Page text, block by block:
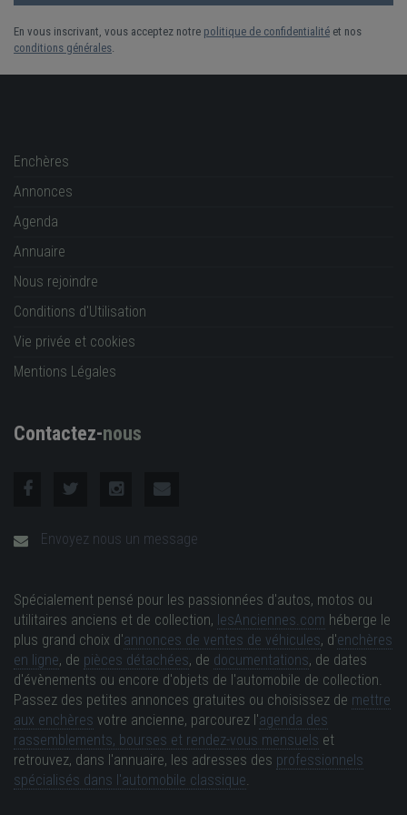
En vous inscrivant, vous acceptez notre politique de confidentialité et nos
conditions générales
Enchères
Annonces
Agenda
Annuaire
Nous rejoindre
Conditions d'Utilisation
Vie privée et cookies
Mentions Légales
Contactez-nous
Envoyez nous un message
Spécialement pensé pour les passionnées d'autos, motos ou
utilitaires anciens et de collection, lesAnciennes.com héberge le
plus grand choix d'annonces de ventes de véhicules, d'enchères
en ligne, de pièces détachées, de documentations, de dates
d'évènements ou encore d'objets de l'automobile de collection.
Passez des petites annonces gratuites ou choisissez de mettre
aux enchères votre ancienne, parcourez l'agenda des
rassemblements, bourses et rendez-vous mensuels et
retrouvez, dans l'annuaire, les adresses des professionnels
spécialisés dans l'automobile classique